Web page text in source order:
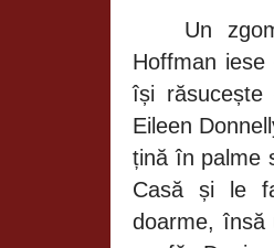
Un
Hoffman iese
își răsucește
Eileen
țină în palme
Casă și le
doarme, însă